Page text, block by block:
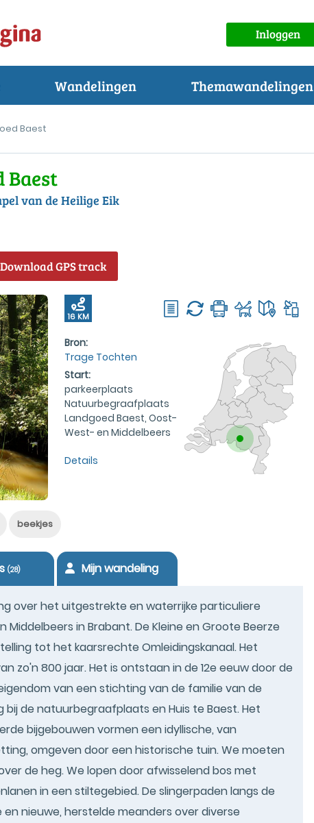
Inloggen
Wandelingen Themawandelingen
Baest
Baest
van de Heilige Eik
Download GPS track
16 KM
Bron:
Trage Tochten
Start:
parkeerplaats
Natuurbegraafplaats
Landgoed Baest, Oost-
West- en Middelbeers
Details
beekjes
(28) Mijn wandeling
over het uitgestrekte en waterrijke particuliere
in Brabant. De Kleine en Groote Beerze
tot het kaarsrechte Omleidingskanaal. Het
zo'n 800 jaar. Het is ontstaan in de 12e eeuw door de
van een stichting van de familie van de
de natuurbegraafplaats en Huis te Baest. Het
bijgebouwen vormen een idyllische, van
omgeven door een historische tuin. We moeten
de heg. We lopen door afwisselend bos met
in een stiltegebied. De slingerpaden langs de
nieuwe, herstelde meanders over diverse